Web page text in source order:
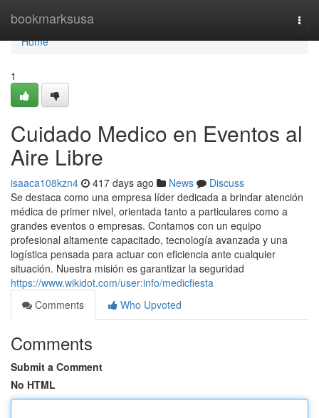
bookmarksusa
Home
Home
1
Cuidado Medico en Eventos al
Aire Libre
isaaca108kzn4 417 days ago News
Discuss
Se destaca como una empresa líder dedicada a brindar atención
médica de primer nivel, orientada tanto a particulares como a
grandes eventos o empresas. Contamos con un equipo
profesional altamente capacitado, tecnología avanzada y una
logística pensada para actuar con eficiencia ante cualquier
situación. Nuestra misión es garantizar la seguridad
https://www.wikidot.com/user:info/medicfiesta
Comments
Who Upvoted
Comments
Submit a Comment
No HTML